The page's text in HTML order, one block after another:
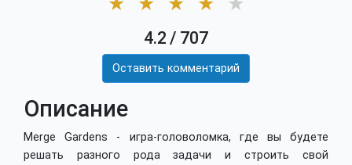
4.2 / 707
Оставить комментарий
Описание
Merge Gardens - игра-головоломка, где вы будете
решать разного рода задачи и строить свой